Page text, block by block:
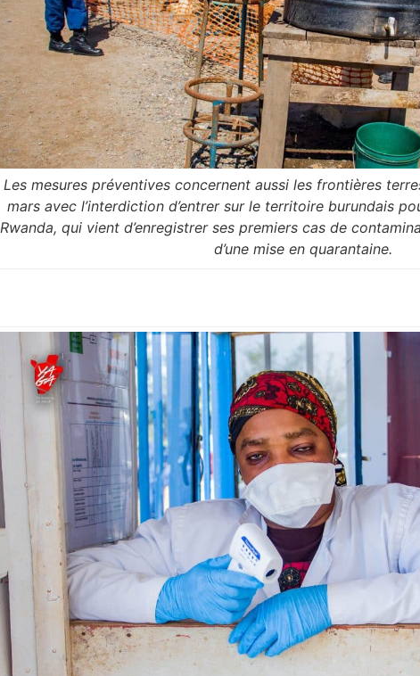
Les mesures préventives concernent aussi les frontières
mars avec l’interdiction d’entrer sur le territoire burundais
Rwanda, qui vient d’enregistrer ses premiers cas de
d’une mise en quarantaine.